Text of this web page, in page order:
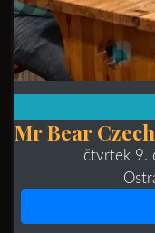
Mr Bear
čtvrtek 9.